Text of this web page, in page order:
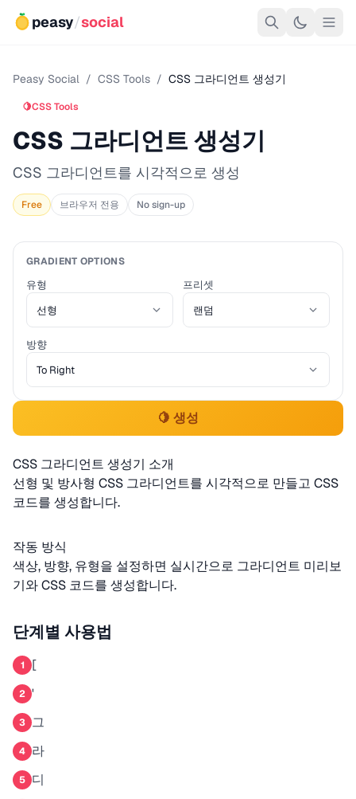
peasy/social
Peasy Social / CSS Tools / CSS 그라디언트 생성기
🍋CSS Tools
CSS 그라디언트 생성기
CSS 그라디언트를 시각적으로 생성
Free 브라우저 전용 No sign-up
GRADIENT OPTIONS
유형 프리셋
방향
🍋 생성
CSS 그라디언트 생성기 소개
선형 및 방사형 CSS 그라디언트를 시각적으로 만들고 CSS
코드를 생성합니다.
작동 방식
색상, 방향, 유형을 설정하면 실시간으로 그라디언트 미리보
기와 CSS 코드를 생성합니다.
단계별 사용법
1 [
2 '
3 그
4 라
5 디